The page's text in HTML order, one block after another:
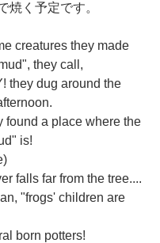
焼く予定です。
creatures they made
they call,
they dug around the
found a place where the
is!
falls far from the tree....
"frogs' children are
born potters!